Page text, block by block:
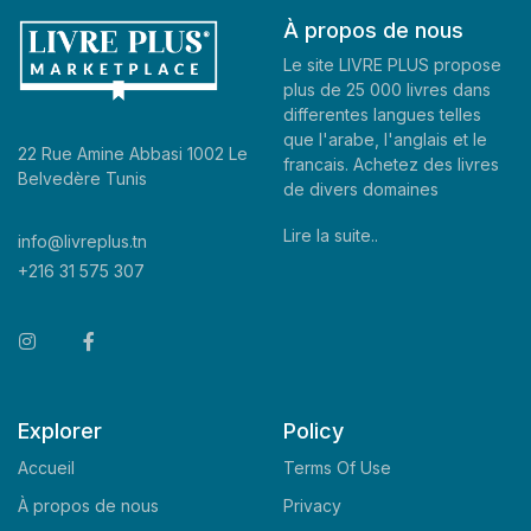
22 Rue Amine Abbasi 1002 Le
Belvedère Tunis
info@livreplus.tn
+216 31 575 307
À propos de nous
Le site LIVRE PLUS propose
plus de 25 000 livres dans
differentes langues telles
que l'arabe, l'anglais et le
francais. Achetez des livres
de divers domaines
Lire la suite..
Explorer
Accueil
À propos de nous
Policy
Terms Of Use
Privacy